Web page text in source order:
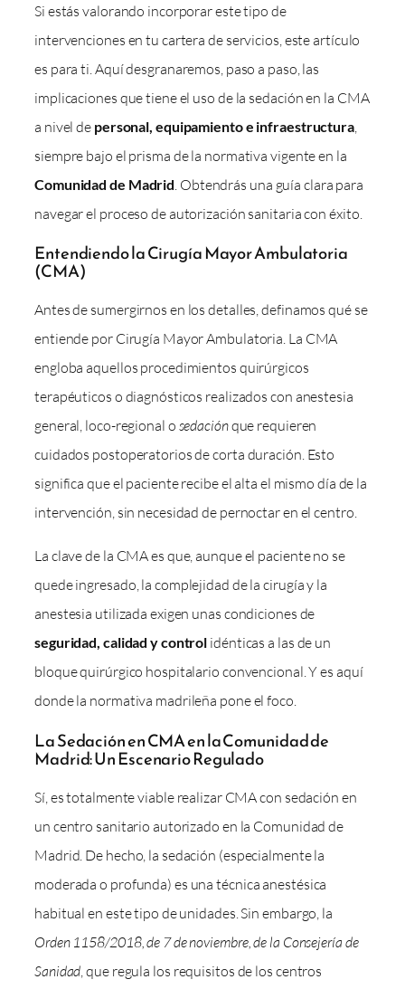
Si estás valorando incorporar este tipo de
intervenciones en tu cartera de servicios, este artículo
es para ti. Aquí desgranaremos, paso a paso, las
implicaciones que tiene el uso de la sedación en la CMA
a nivel de personal, equipamiento e infraestructura,
siempre bajo el prisma de la normativa vigente en la
Comunidad de Madrid . Obtendrás una guía clara para
navegar el proceso de autorización sanitaria con éxito.
Entendiendo la Cirugía Mayor Ambulatoria
(CMA)
Antes de sumergirnos en los detalles, definamos qué se
entiende por Cirugía Mayor Ambulatoria. La CMA
engloba aquellos procedimientos quirúrgicos
terapéuticos o diagnósticos realizados con anestesia
general, loco-regional o sedaciónque requieren
cuidados postoperatorios de corta duración. Esto
significa que el paciente recibe el alta el mismo día de la
intervención, sin necesidad de pernoctar en el centro.
La clave de la CMA es que, aunque el paciente no se
quede ingresado, la complejidad de la cirugía y la
anestesia utilizada exigen unas condiciones de
seguridad, calidad y control idénticas a las de un
bloque quirúrgico hospitalario convencional. Y es aquí
donde la normativa madrileña pone el foco.
La Sedación en CMA en la Comunidad de
Madrid: Un Escenario Regulado
Sí, es totalmente viable realizar CMA con sedación en
un centro sanitario autorizado en la Comunidad de
Madrid. De hecho, la sedación (especialmente la
moderada o profunda) es una técnica anestésica
habitual en este tipo de unidades. Sin embargo, la
Orden 1158/2018, de 7 de noviembre, de la Consejería de
Sanidad , que regula los requisitos de los centros